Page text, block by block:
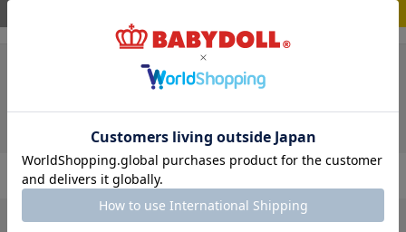
6/10一部再販 【OUTLET】40%OFF SALE ハートトレーナ